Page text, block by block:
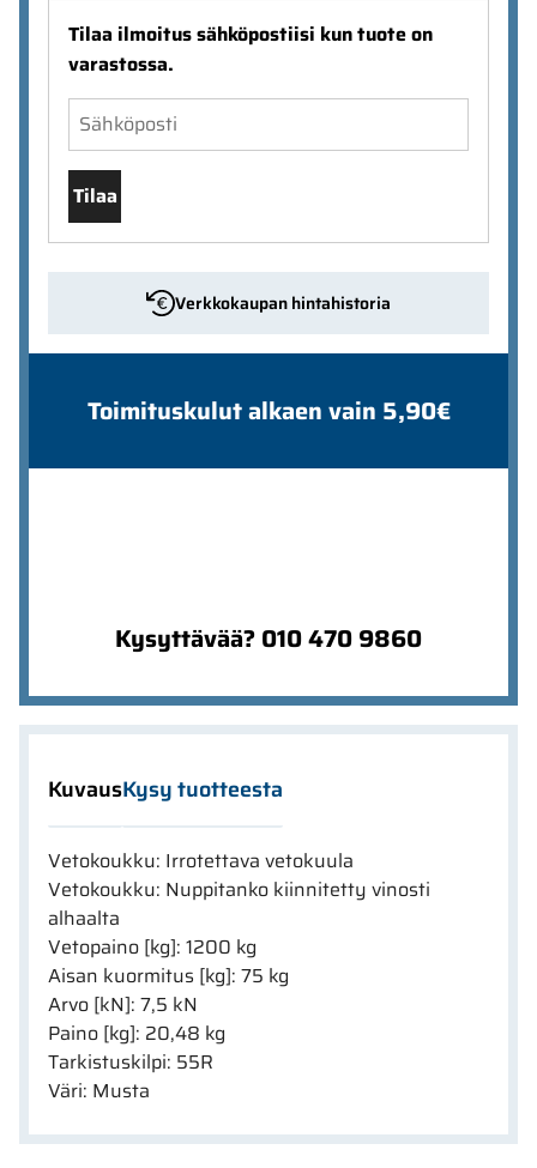
Tilaa ilmoitus sähköpostiisi kun tuote on
varastossa.
Tilaa
Verkkokaupan hintahistoria
Toimituskulut alkaen vain 5,90€
Kysyttävää? 010 470 9860
KuvausKysy tuotteesta
Vetokoukku: Irrotettava vetokuula
Vetokoukku: Nuppitanko kiinnitetty vinosti
alhaalta
Vetopaino [kg]: 1200 kg
Aisan kuormitus [kg]: 75 kg
Arvo [kN]: 7,5 kN
Paino [kg]: 20,48 kg
Tarkistuskilpi: 55R
Väri: Musta